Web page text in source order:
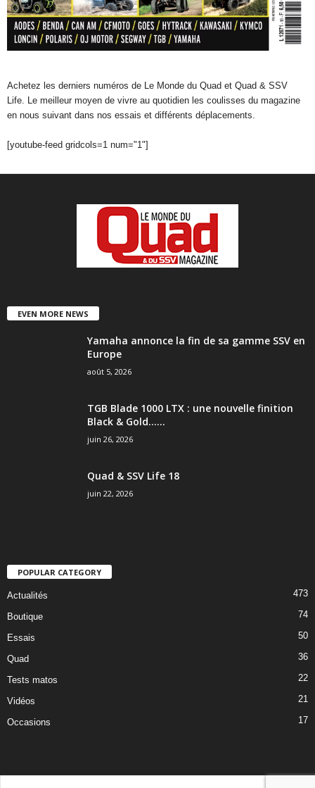
Achetez les derniers numéros de Le Monde du Quad et Quad & SSV
Life. Le meilleur moyen de vivre au quotidien les coulisses du magazine
en nous suivant dans nos essais et différents déplacements.
[youtube-feed gridcols=1 num="1"]
EVEN MORE NEWS
Yamaha annonce la fin de sa gamme SSV en
Europe
août 5, 2026
TGB Blade 1000 LTX : une nouvelle finition
Black & Gold…...
juin 26, 2026
Quad & SSV Life 18
juin 22, 2026
POPULAR CATEGORY
Actualités 473
Boutique 74
Essais 50
Quad 36
Tests matos 22
Vidéos 21
Occasions 17